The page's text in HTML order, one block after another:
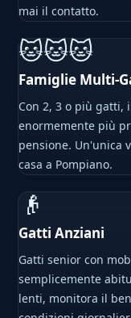
mai il contatto.
🐱🐱🐱
Famiglie Multi-
Con 2, 3 o più gatti,
enormemente più
pensione. Un'unica
casa a Pompiano.
👴
Gatti Anziani
Gatti senior con
semplicemente
lenti, monitora il